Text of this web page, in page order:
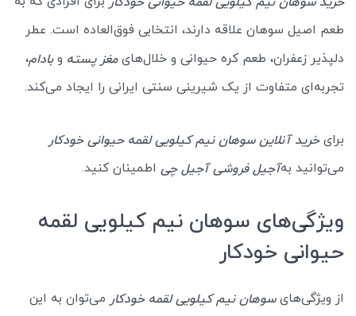
طعم اصیل سوهان علاقه دارند، انتخابی فوق‌العاده است. عطر
دلپذیر زعفران، طعم کره حیوانی و خلال‌هایمغز پسته وبادام،
تجربه‌ای متفاوت از یک شیرینی سنتی ایرانی را ایجاد می‌کند.
برایخرید آنلاین سوهان نیم کیلویی لقمه حیوانی خودکار
می‌توانید بهآجیل فروشی آجیل چی اطمینان کنید.
ویژگی‌های سوهان نیم کیلویی لقمه
حیوانی خودکار
از ویژگی‌هایسوهان نیم کیلویی لقمه خودکار می‌توان به این